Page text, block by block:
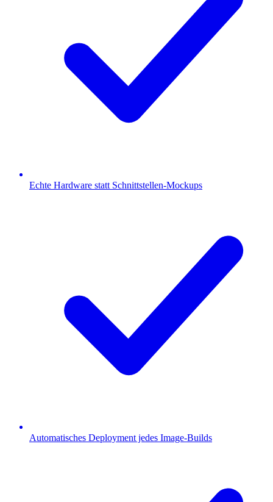
Echte Hardware statt Schnittstellen-Mockups
Automatisches Deployment jedes Image-Builds